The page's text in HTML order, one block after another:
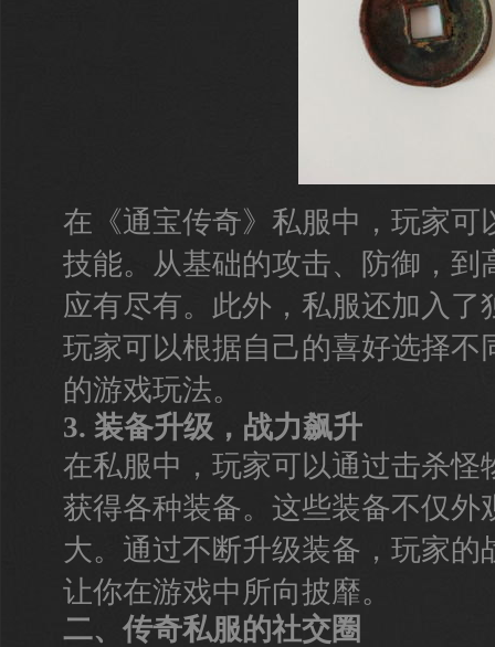
在《通宝传奇》私服中，玩家可
技能。从基础的攻击、防御，到
应有尽有。此外，私服还加入了
玩家可以根据自己的喜好选择不
的游戏玩法。
3. 装备升级，战力飙升
在私服中，玩家可以通过击杀怪
获得各种装备。这些装备不仅外
大。通过不断升级装备，玩家的
让你在游戏中所向披靡。
二、传奇私服的社交圈